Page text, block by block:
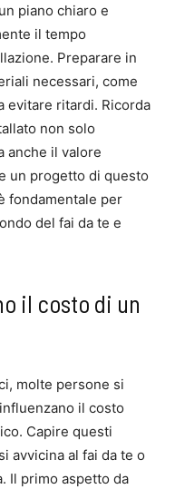
piano chiaro e
il tempo
Preparare in
necessari, come
evitare ritardi. Ricorda
non solo
anche il valore
un progetto di questo
fondamentale per
del fai da te e
il costo di un
molte persone si
il costo
Capire questi
avvicina al fai da te o
Il primo aspetto da